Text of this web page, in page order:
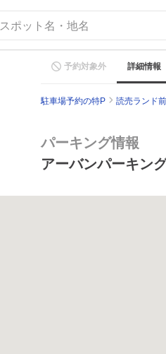
スポット名・地名
予約対象外 詳細情報
駐車場予約の特P 読売ランド
パーキング情報
アーバンパーキン